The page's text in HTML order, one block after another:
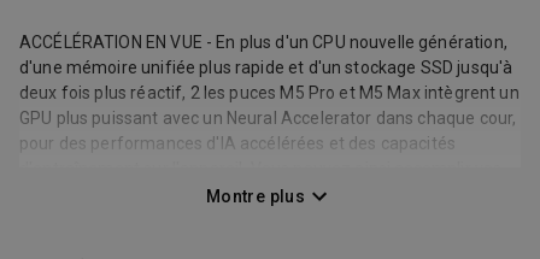
ACCÉLÉRATION EN VUE - En plus d'un CPU nouvelle génération,
d'une mémoire unifiée plus rapide et d'un stockage SSD jusqu'à
deux fois plus réactif, 2 les puces M5 Pro et M5 Max intègrent un
GPU plus puissant avec un Neural Accelerator dans chaque cour,
pour des performances d'IA accélérées et des capacités
tâches les plus exigeantes avec une vitesse époustouflante.
Montre plus